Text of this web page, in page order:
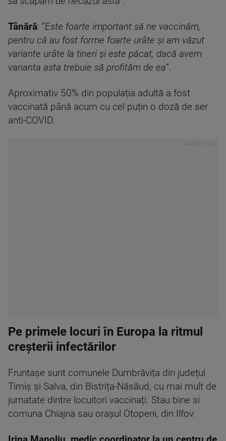
Tânără: ”Este foarte important să ne vaccinăm,
pentru că au fost forme foarte urâte și am văzut
variante urâte la tineri și este păcat, dacă avem
varianta asta trebuie să profităm de ea”.
Aproximativ 50% din populația adultă a fost
vaccinată până acum cu cel puțin o doză de ser
anti-COVID.
Pe primele locuri în Europa la ritmul
creșterii infectărilor
Fruntașe sunt comunele Dumbrăvița din județul
Timiș și Salva, din Bistrița-Năsăud, cu mai mult de
jumatate dintre locuitori vaccinați. Stau bine si
comuna Chiajna sau orașul Otopeni, din Ilfov.